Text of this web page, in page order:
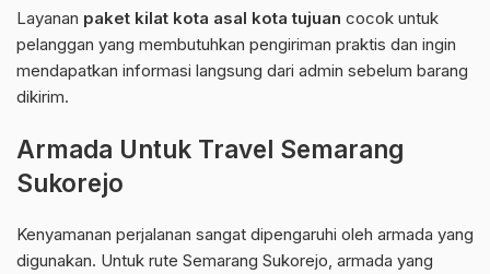
Layanan paket kilat kota asal kota tujuan cocok untuk
pelanggan yang membutuhkan pengiriman praktis dan ingin
mendapatkan informasi langsung dari admin sebelum barang
dikirim.
Armada Untuk Travel Semarang
Sukorejo
Kenyamanan perjalanan sangat dipengaruhi oleh armada yang
digunakan. Untuk rute Semarang Sukorejo, armada yang